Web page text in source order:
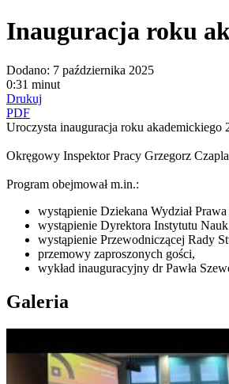
Inauguracja roku
Dodano: 7 października 2025
0:31 minut
Drukuj
PDF
Uroczysta inauguracja roku
Okręgowy Inspektor Pracy Grzegorz
Program obejmował m.in.:
wystąpienie Dziekana Wydział
wystąpienie Dyrektora Instytutu
wystąpienie Przewodniczącej Rady
przemowy zaproszonych gości,
wykład inauguracyjny dr Pawła
Galeria